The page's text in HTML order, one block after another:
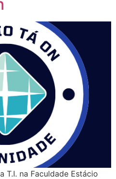
T.I. na Faculdade Estácio